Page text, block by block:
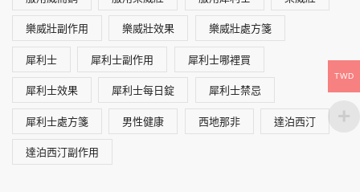
樂威壯副作用 樂威壯效果 樂威壯處方箋
犀利士 犀利士副作用 犀利士哪裡買
犀利士效果 犀利士每日錠 犀利士禁忌
犀利士處方箋 男性健康 西地那非 達泊西汀
達泊西汀副作用
TWD